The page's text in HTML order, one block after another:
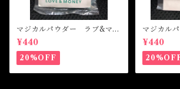
マジカルパウダー ラブ&マネ
ー Magical Powder LOVE
&MONEY
¥440
20%OFF
マジカル
ローイン
r
¥440